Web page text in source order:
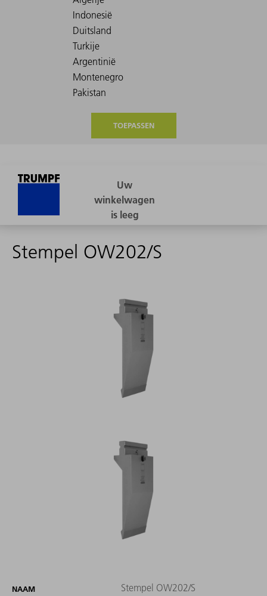
TOEPASSEN
Stempel OW202/S
NAAM Stempel OW202/S